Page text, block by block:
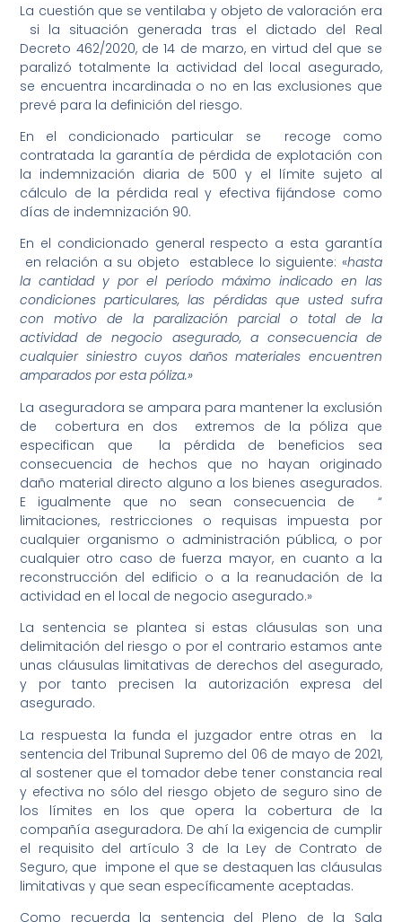
La cuestión que se ventilaba y objeto de valoración era
si la situación generada tras el dictado del Real
Decreto 462/2020, de 14 de marzo, en virtud del que se
paralizó totalmente la actividad del local asegurado,
se encuentra incardinada o no en las exclusiones que
prevé para la definición del riesgo.
En el condicionado particular se recoge como
contratada la garantía de pérdida de explotación con
la indemnización diaria de 500 y el límite sujeto al
cálculo de la pérdida real y efectiva fijándose como
días de indemnización 90.
En el condicionado general respecto a esta garantía
en relación a su objeto establece lo siguiente: «hasta
la cantidad y por el período máximo indicado en las
condiciones particulares, las pérdidas que usted sufra
con motivo de la paralización parcial o total de la
actividad de negocio asegurado, a consecuencia de
cualquier siniestro cuyos daños materiales encuentren
amparados por esta póliza.»
La aseguradora se ampara para mantener la exclusión
de cobertura en dos extremos de la póliza que
especifican que la pérdida de beneficios sea
consecuencia de hechos que no hayan originado
daño material directo alguno a los bienes asegurados.
E igualmente que no sean consecuencia de “
limitaciones, restricciones o requisas impuesta por
cualquier organismo o administración pública, o por
cualquier otro caso de fuerza mayor, en cuanto a la
reconstrucción del edificio o a la reanudación de la
actividad en el local de negocio asegurado.»
La sentencia se plantea si estas cláusulas son una
delimitación del riesgo o por el contrario estamos ante
unas cláusulas limitativas de derechos del asegurado,
y por tanto precisen la autorización expresa del
asegurado.
La respuesta la funda el juzgador entre otras en la
sentencia del Tribunal Supremo del 06 de mayo de 2021,
al sostener que el tomador debe tener constancia real
y efectiva no sólo del riesgo objeto de seguro sino de
los límites en los que opera la cobertura de la
compañía aseguradora. De ahí la exigencia de cumplir
el requisito del artículo 3 de la Ley de Contrato de
Seguro, que impone el que se destaquen las cláusulas
limitativas y que sean específicamente aceptadas.
Como recuerda la sentencia del Pleno de la Sala